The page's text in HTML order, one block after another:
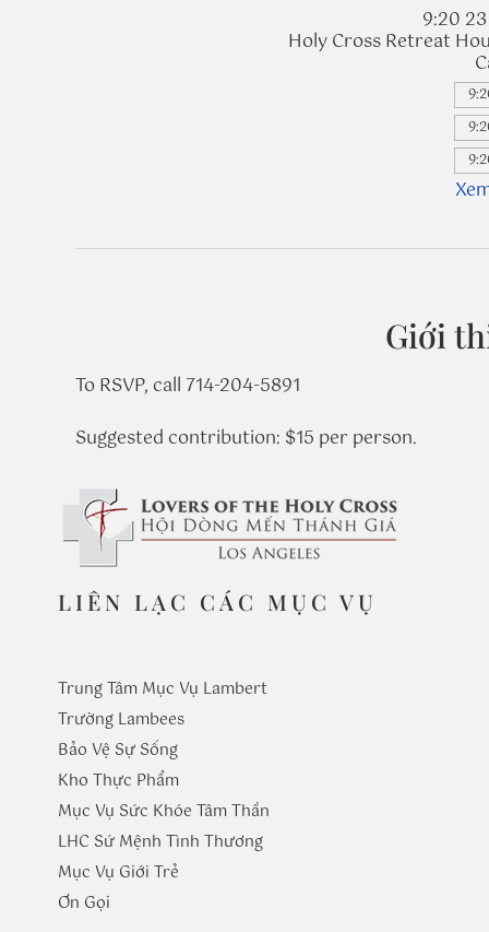
9:20
Holy Cross Retreat
Giới
To RSVP, call 714-204-5891
Suggested contribution: $15 per person.
LIÊN LẠC CÁC MỤC VỤ
Trung Tâm Mục Vụ Lambert
Trường Lambees
Bảo Vệ Sự Sống
Kho Thực Phẩm
Mục Vụ Sức Khóe Tâm Thần
LHC Sứ Mệnh Tình Thương
Mục Vụ Giới Trẻ
​Ơn Gọi